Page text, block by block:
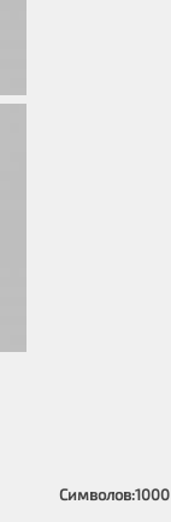
Символов:1000